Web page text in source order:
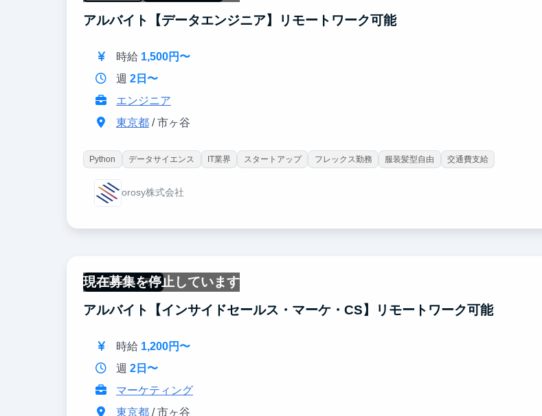
アルバイト【データエンジニア】リモートワーク可能
時給 1,500円〜
週 2日〜
エンジニア
東京都/ 市ヶ谷
Python データサイエンス IT業界 スタートアップ フレックス勤務 服装髪型自由 交通費支給
orosy株式会社
現在募集を停止しています
一部リモート可
アルバイト【インサイドセールス・マーケ・CS】リモートワーク可能
時給 1,200円〜
週 2日〜
マーケティング
東京都/ 市ヶ谷